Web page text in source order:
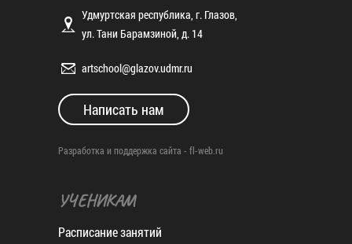
Удмуртская республика, г. Глазов,
ул. Тани Барамзиной, д. 14
artschool@glazov.udmr.ru
Написать нам
Разработка и поддержка сайта - fl-web.ru
УЧЕНИКАМ
Расписание занятий